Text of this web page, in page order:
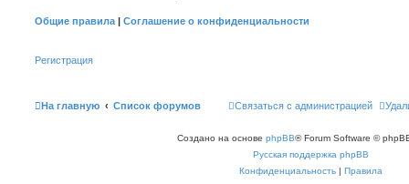
Общие правила | Соглашение о конфиденциальности
Регистрация
На главную Список форумов Связаться с администрацией
Создано на основе phpBB® Forum Software ©
Русская поддержка phpBB
Конфиденциальность | Правила